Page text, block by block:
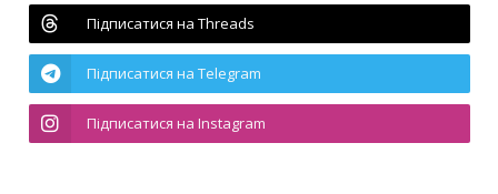
Підписатися на Threads
Підписатися на Telegram
Підписатися на Instagram